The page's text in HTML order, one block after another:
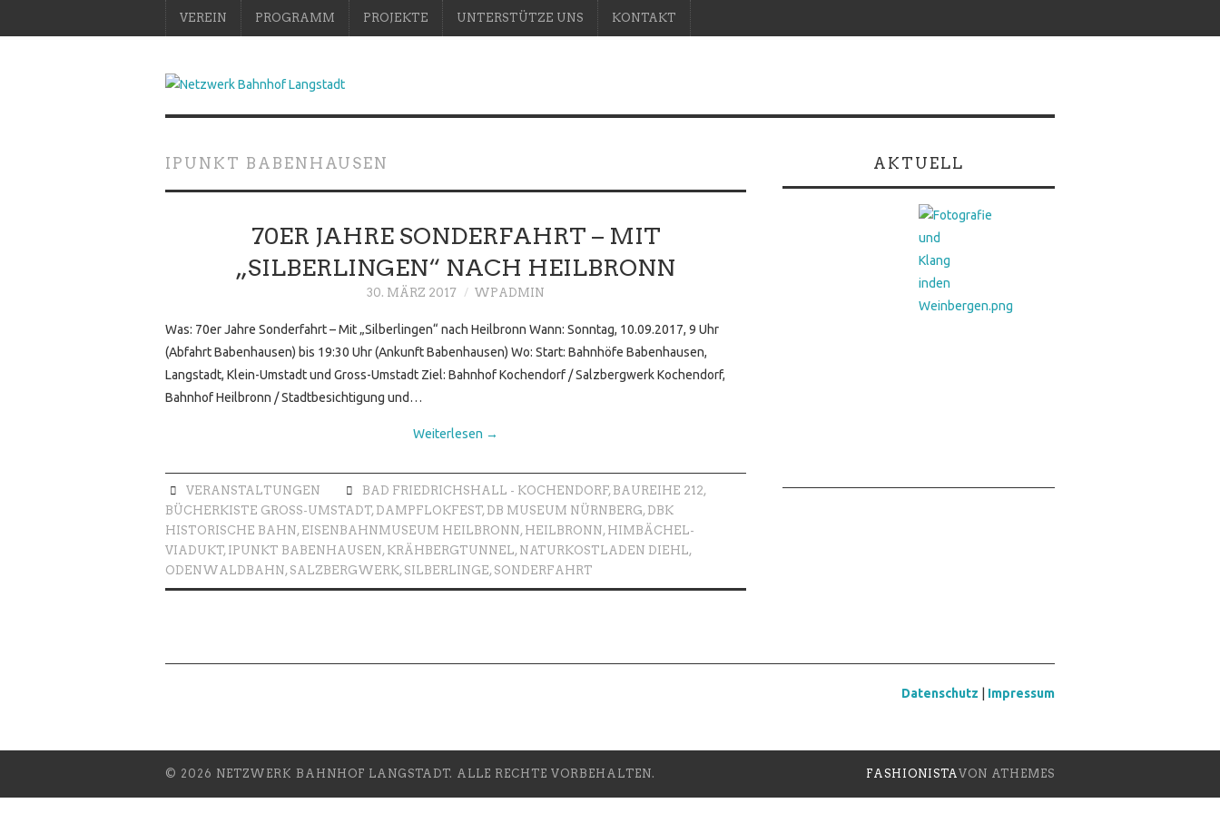
VEREIN PROGRAMM PROJEKTE UNTERSTÜTZE UNS KONTAKT
IPUNKT BABENHAUSEN
70ER JAHRE SONDERFAHRT – MIT
„SILBERLINGEN“ NACH HEILBRONN
30. MÄRZ 2017 WPADMIN
Was: 70er Jahre Sonderfahrt – Mit „Silberlingen“ nach Heilbronn Wann: Sonntag, 10.09.2017, 9 Uhr
(Abfahrt Babenhausen) bis 19:30 Uhr (Ankunft Babenhausen) Wo: Start: Bahnhöfe Babenhausen,
Langstadt, Klein-Umstadt und Gross-Umstadt Ziel: Bahnhof Kochendorf / Salzbergwerk Kochendorf,
Bahnhof Heilbronn / Stadtbesichtigung und…
Weiterlesen →
VERANSTALTUNGEN BAD FRIEDRICHSHALL - KOCHENDORF, BAUREIHE 212,
BÜCHERKISTE GROSS-UMSTADT
, DAMPFLOKFEST, DB MUSEUM NÜRNBERG, DBK
HISTORISCHE BAHN, EISENBAHNMUSEUM HEILBRONN, HEILBRONN, HIMBÄCHEL-
VIADUKT, IPUNKT BABENHAUSEN, KRÄHBERGTUNNEL, NATURKOSTLADEN DIEHL,
ODENWALDBAHN, SALZBERGWERK, SILBERLINGE, SONDERFAHRT
AKTUELL
Datenschutz Impressum
© 2026 NETZWERK BAHNHOF LANGSTADT. ALLE RECHTE VORBEHALTEN. FASHIONISTAVON ATHEMES